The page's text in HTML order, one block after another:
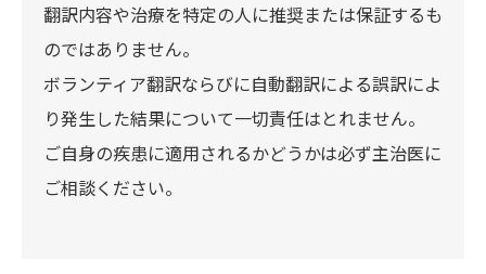
翻訳内容や治療を特定の人に推奨または保証するも
のではありません。
ボランティア翻訳ならびに自動翻訳による誤訳によ
り発生した結果について一切責任はとれません。
ご自身の疾患に適用されるかどうかは必ず主治医に
ご相談ください。